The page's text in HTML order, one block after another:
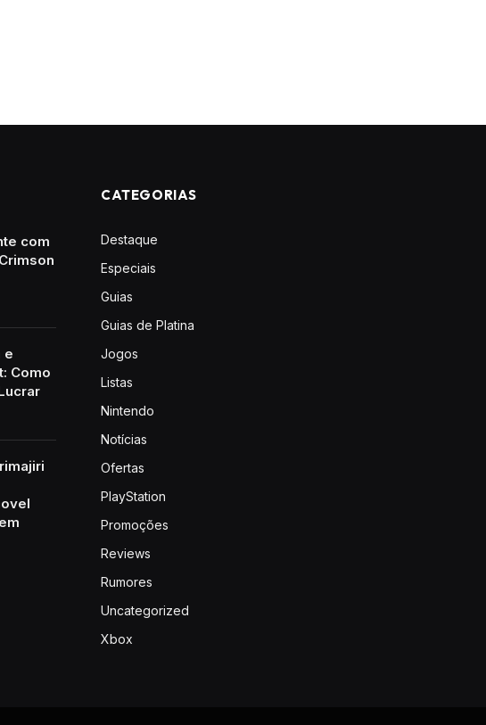
com
e
Como
CATEGORIAS
Destaque
Especiais
Guias
Guias de Platina
Jogos
Listas
Nintendo
Notícias
Ofertas
PlayStation
Promoções
Reviews
Rumores
Uncategorized
Xbox